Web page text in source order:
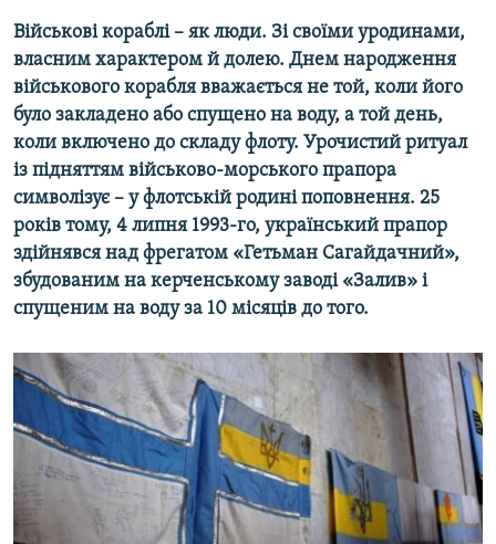
Усі сайти RFE/RL
Військові кораблі – як люди. Зі своїми уродинами,
власним характером й долею. Днем народження
військового корабля вважається не той, коли його
було закладено або спущено на воду, а той день,
коли включено до складу флоту. Урочистий ритуал
із підняттям військово-морського прапора
символізує – у флотській родині поповнення. 25
років тому, 4 липня 1993-го, український прапор
здійнявся над фрегатом «Гетьман Сагайдачний»,
збудованим на керченському заводі «Залив» і
спущеним на воду за 10 місяців до того.